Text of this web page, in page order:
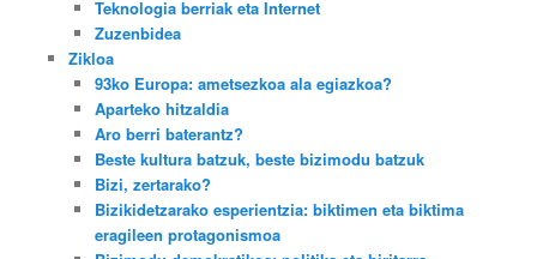
Teknologia berriak eta Internet
Zuzenbidea
Zikloa
93ko Europa: ametsezkoa ala egiazkoa?
Aparteko hitzaldia
Aro berri baterantz?
Beste kultura batzuk, beste bizimodu batzuk
Bizi, zertarako?
Bizikidetzarako esperientzia: biktimen eta biktima
eragileen protagonismoa